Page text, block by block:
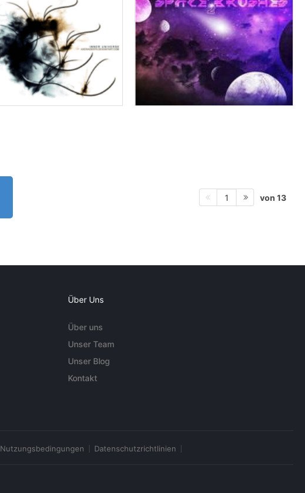
1 von 13
Über Uns
Über uns
Unser Team
Unser Blog
Kontakt
Nutzungsbedingungen Datenschutzrichtlinien